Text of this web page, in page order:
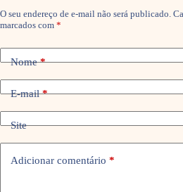
O seu endereço de e-mail não será publicado.
marcados com *
Nome*
E-mail*
Site
Adicionar comentário *